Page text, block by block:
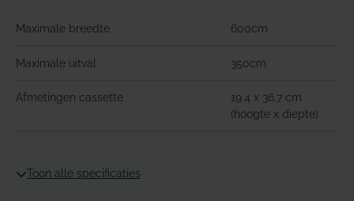
Maximale breedte 600cm
Maximale uitval 350cm
Afmetingen cassette
19.4 x 36.7 cm
(hoogte x diepte)
Toon alle specificaties